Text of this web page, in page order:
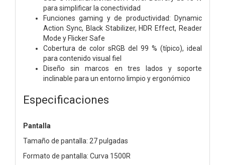
para simplificar la conectividad
Funciones gaming y de productividad: Dynamic
Action Sync, Black Stabilizer, HDR Effect, Reader
Mode y Flicker Safe
Cobertura de color sRGB del 99 % (típico), ideal
para contenido visual fiel
Diseño sin marcos en tres lados y soporte
inclinable para un entorno limpio y ergonómico
Especificaciones
Pantalla
Tamaño de pantalla: 27 pulgadas
Formato de pantalla: Curva 1500R